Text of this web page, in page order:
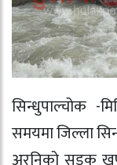
सिन्धुपाल्चोक -
समयमा जिल्ला